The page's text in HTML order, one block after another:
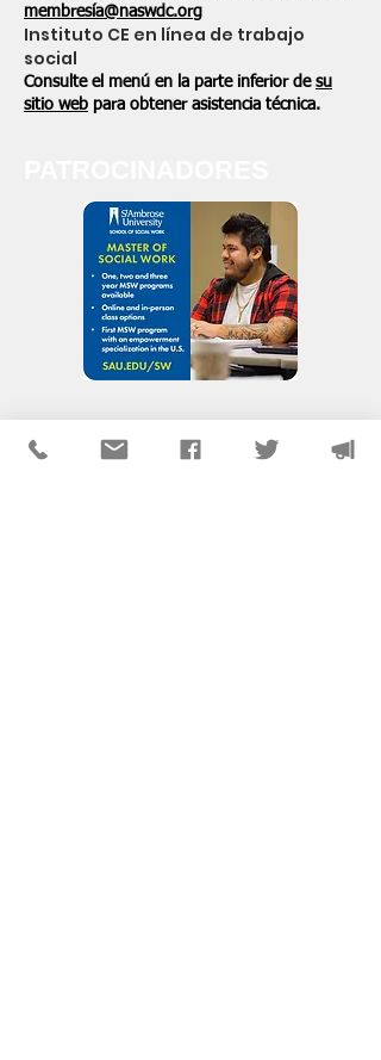
membresía@naswdc.org
Instituto CE en línea de trabajo
social
Consulte el menú en la parte inferior de su
sitio web para obtener asistencia técnica.